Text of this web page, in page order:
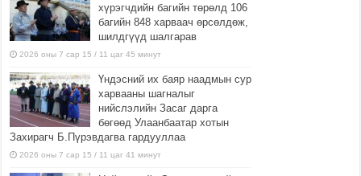
хүрэгчдийн багийн төрөлд 106
багийн 848 харваач өрсөлдөж,
шилдгүүд шалгарав
2026 оны 7 сар 15 / 11 цаг 45 минут
Үндэсний их баяр наадмын сур
харвааны шагналыг
нийслэлийн Засаг дарга
бөгөөд Улаанбаатар хотын
Захирагч Б.Пүрэвдагва гардууллаа
2026 оны 7 сар 15 / 11 цаг 41 минут